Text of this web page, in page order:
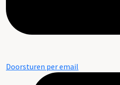
Doorsturen per email